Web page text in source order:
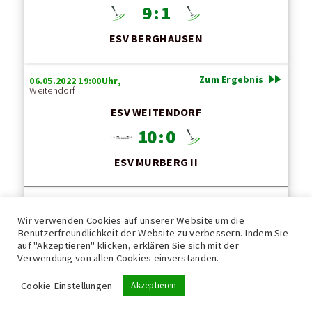
9 : 1
ESV BERGHAUSEN
06.05.2022 19:00Uhr,
Weitendorf
ESV WEITENDORF
10 : 0
ESV MURBERG II
Zum Ergebnis fast_forward
ESV Union HIRSCHEGG
6 : 4
ESV Fliesen Hermann JAHRING II
Wir verwenden Cookies auf unserer Website um die
Benutzerfreundlichkeit der Website zu verbessern. Indem Sie
auf "Akzeptieren" klicken, erklären Sie sich mit der
Verwendung von allen Cookies einverstanden.
Cookie Einstellungen Akzeptieren